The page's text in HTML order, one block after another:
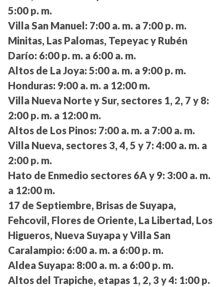
5:00 p. m.
Villa San Manuel: 7:00 a. m. a 7:00 p. m.
Minitas, Las Palomas, Tepeyac y Rubén
Darío: 6:00 p. m. a 6:00 a. m.
Altos de La Joya: 5:00 a. m. a 9:00 p. m.
Honduras: 9:00 a. m. a 12:00 m.
Villa Nueva Norte y Sur, sectores 1, 2, 7 y 8:
2:00 p. m. a 12:00 m.
Altos de Los Pinos: 7:00 a. m. a 7:00 a. m.
Villa Nueva, sectores 3, 4, 5 y 7: 4:00 a. m. a
2:00 p. m.
Hato de Enmedio sectores 6A y 9: 3:00 a. m.
a 12:00 m.
17 de Septiembre, Brisas de Suyapa,
Fehcovil, Flores de Oriente, La Libertad, Los
Higueros, Nueva Suyapa y Villa San
Caralampio: 6:00 a. m. a 6:00 p. m.
Aldea Suyapa: 8:00 a. m. a 6:00 p. m.
Altos del Trapiche, etapas 1, 2, 3 y 4: 1:00 p.